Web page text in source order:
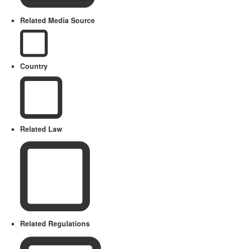
Related Media Source
Country
Related Law
Related Regulations